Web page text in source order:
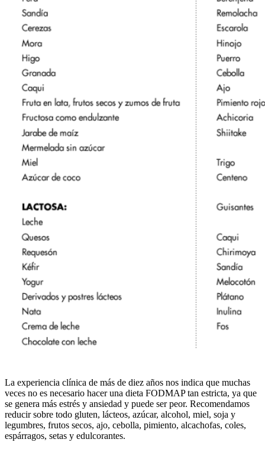
La experiencia clínica de más de diez años nos indica que muchas
veces no es necesario hacer una dieta FODMAP tan estricta, ya que
se genera más estrés y ansiedad y puede ser peor. Recomendamos
reducir sobre todo gluten, lácteos, azúcar, alcohol, miel, soja y
legumbres, frutos secos, ajo, cebolla, pimiento, alcachofas, coles,
espárragos, setas y edulcorantes.